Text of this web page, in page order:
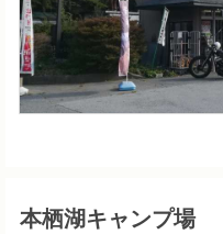
本栖湖キャンプ場